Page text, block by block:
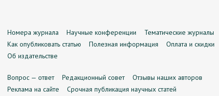
Номера журнала Научные конференции
Тематические журналы
Как опубликовать статью
Полезная информация
Оплата и скидки
Об издательстве
Вопрос — ответ Редакционный совет
Отзывы наших авторов
Реклама на сайте
Срочная публикация научных статей